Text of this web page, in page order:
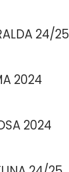
24/25
2024
2024